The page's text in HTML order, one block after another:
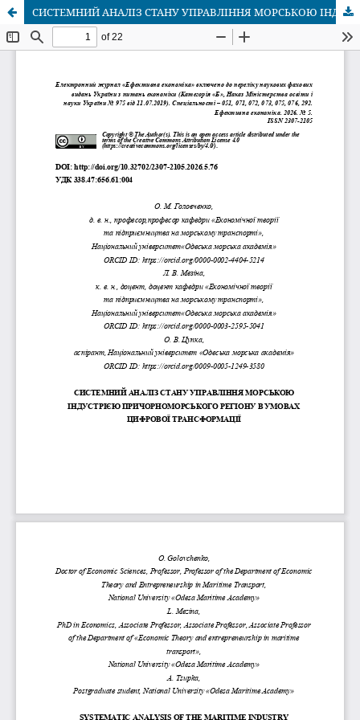
СИСТЕМНИЙ АНАЛІЗ СТАНУ УПРАВЛІННЯ МОРСЬКОЮ ІНДУСТРІЄЮ ПРИЧОРНОМОРСЬКОГО РЕГІОНУ В УМОВАХ ЦИФРОВОЇ ТРАНСФОРМАЦІЇ